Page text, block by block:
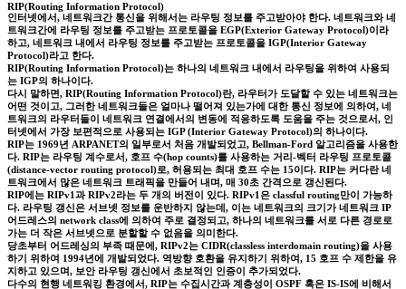
RIP(Routing Information Protocol)
인터넷에서, 네트워크간 통신을 위해서는 라우팅 정보를 주고받아야 한다. 네트워크와 네
트워크간에 라우팅 정보를 주고받는 프로토콜을 EGP(Exterior Gateway Protocol)이라
하고, 네트워크 내에서 라우팅 정보를 주고받는 프로토콜을 IGP(Interior Gateway
Protocol)라고 한다.
RIP(Routing Information Protocol)는 하나의 네트워크 내에서 라우팅을 위하여 사용되
는 IGP의 하나이다.
다시 말하면, RIP(Routing Information Protocol)란, 라우터가 도달할 수 있는 네트워크는
어떤 것이고, 그러한 네트워크들은 얼마나 떨어져 있는가에 대한 통신 정보에 의하여, 네
트워크의 라우터들이 네트워크 연결에서의 변동에 적응하도록 도움을 주는 것으로서, 인
터넷에서 가장 보편적으로 사용되는 IGP (Interior Gateway Protocol)의 하나이다.
RIP는 1969년 ARPANET의 일부로서 처음 개발되었고, Bellman-Ford 알고리즘을 사용한
다. RIP는 라우팅 계수로서, 호프 수(hop counts)를 사용하는 거리-벡터 라우팅 프로토콜
(distance-vector routing protocol)로, 허용되는 최대 호프 수는 15이다. RIP는 커다란 네
트워크에서 많은 네트워크 트래픽을 만들어 내며, 매 30초 간격으로 갱신된다.
RIP에는 RIPv1과 RIPv2라는 두 개의 버전이 있다. RIPv1은 classful routing만이 가능하
다. 라우팅 갱신은 서브넷 정보를 운반하지 않는데, 이는 네트워크의 크기가 네트워크 IP
어드레스의 network class에 의하여 주로 결정되고, 하나의 네트워크를 서로 다른 경로로
가는 더 작은 서브넷으로 분할할 수 없음을 의미한다.
당초부터 어드레싱의 부족 때문에, RIPv2는 CIDR(classless interdomain routing)을 사용
하기 위하여 1994년에 개발되었다. 역방향 호환을 유지하기 위하여, 15 호프 수 제한을 유
지하고 있으며, 보안 라우팅 갱신에서 초보적인 인증이 추가되었다.
다수의 현행 네트워킹 환경에서, RIP는 수집시간과 계층성이 OSPF 혹은 IS-IS에 비해서